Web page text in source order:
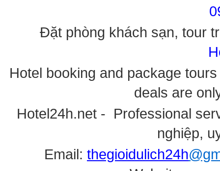
Đặt phòng khách sạn, tour
Hotel booking and package
deals are
Hotel24h.net - Professional
nghiệp,
Email: thegioidulich24h